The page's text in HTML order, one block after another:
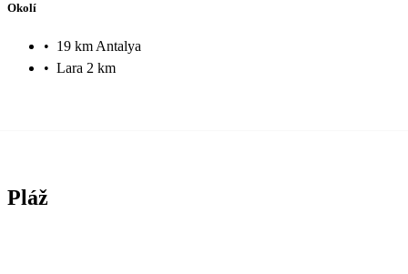
Okolí
• 19 km Antalya
• Lara 2 km
Pláž